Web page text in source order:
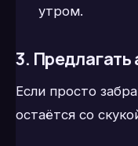
утром.
3. Предлагать
Если просто
остаётся со